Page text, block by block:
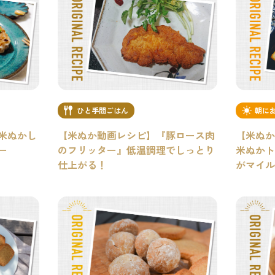
ぬかし
ひと手間ごはん
【米ぬか動画レシピ】『豚ロース肉
のフリッター』低温調理でしっとり
仕上がる！
朝に
【米ぬ
米ぬか
がマイ